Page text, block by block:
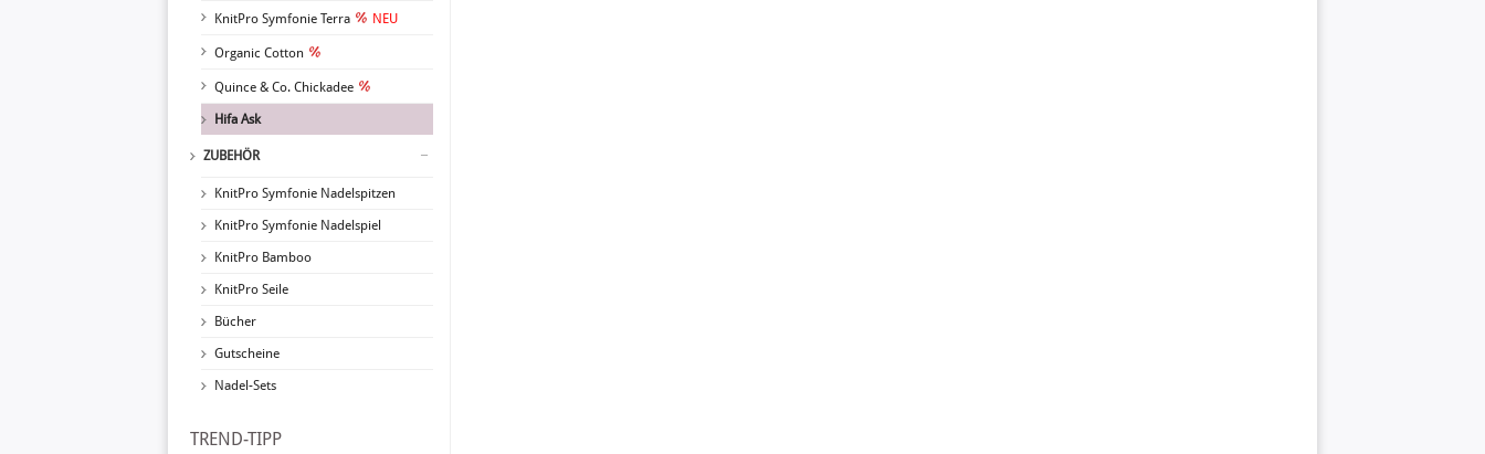
KnitPro Symfonie Terra NEU
Organic Cotton
Quince & Co. Chickadee
Hifa Ask
ZUBEHÖR
KnitPro Symfonie Nadelspitzen
KnitPro Symfonie Nadelspiel
KnitPro Bamboo
KnitPro Seile
Bücher
Gutscheine
Nadel-Sets
TREND-TIPP